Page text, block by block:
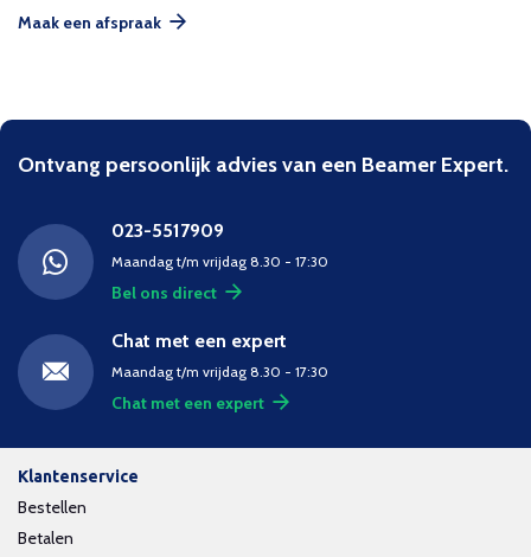
Maak een afspraak
Ontvang persoonlijk advies van een Beamer Expert.
023-5517909
Maandag t/m vrijdag 8.30 - 17:30
Bel ons direct
Chat met een expert
Maandag t/m vrijdag 8.30 - 17:30
Chat met een expert
Klantenservice
Bestellen
Betalen